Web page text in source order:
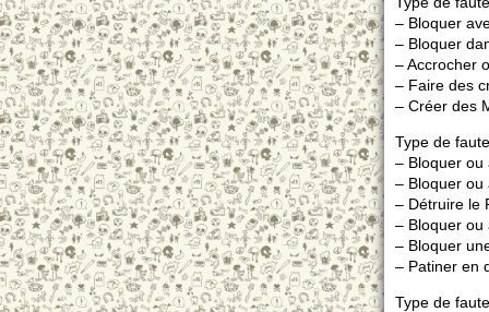
– Bloquer
– Bloquer
– Accrocher
– Faire des
– Créer des
Type de
– Bloquer ou
– Bloquer ou
– Détruire le
– Bloquer ou
– Bloquer
– Patiner en
Type de